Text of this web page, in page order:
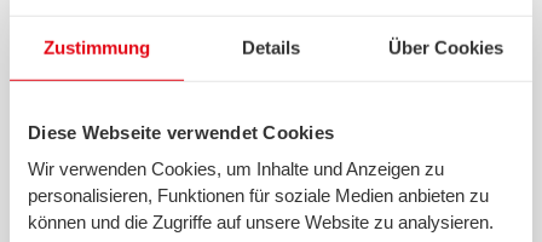
Zustimmung Details Über Cookies
Diese Webseite verwendet Cookies
Wir verwenden Cookies, um Inhalte und Anzeigen zu
personalisieren, Funktionen für soziale Medien anbieten zu
können und die Zugriffe auf unsere Website zu analysieren.
WLAN Access Points sind die Masten der öffentlichen
Beleuchtungsanlage prädestinierte Orte. Denn wo
Leuchten stehen, liegen im Boden meist auch
Ladestationen für Elektroautos und E-
Bikes
Dass die Elektromobilität in den nächsten Jahren einen